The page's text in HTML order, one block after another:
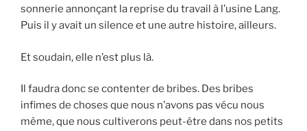
sonnerie annonçant la reprise du travail à l’usine Lang.
Puis il y avait un silence et une autre histoire, ailleurs.
Et soudain, elle n’est plus là.
Il faudra donc se contenter de bribes. Des bribes
infimes de choses que nous n’avons pas vécu nous
même, que nous cultiverons peut-être dans nos petits